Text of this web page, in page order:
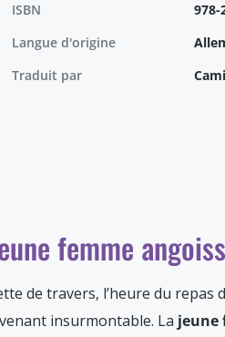
ISBN
978-
Langue d'origine
Traduit par
femme
de travers, l’heure du repas
insurmontable. La jeune